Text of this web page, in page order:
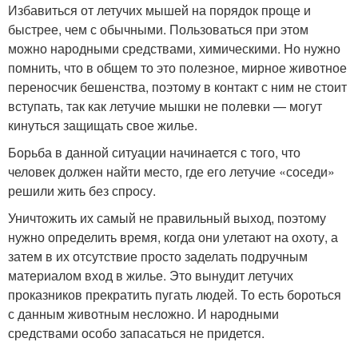
Избавиться от летучих мышей на порядок проще и
быстрее, чем с обычными. Пользоваться при этом
можно народными средствами, химическими. Но нужно
помнить, что в общем то это полезное, мирное животное
переносчик бешенства, поэтому в контакт с ним не стоит
вступать, так как летучие мышки не полевки — могут
кинуться защищать свое жилье.
Борьба в данной ситуации начинается с того, что
человек должен найти место, где его летучие «соседи»
решили жить без спросу.
Уничтожить их самый не правильный выход, поэтому
нужно определить время, когда они улетают на охоту, а
затем в их отсутствие просто заделать подручным
материалом вход в жилье. Это вынудит летучих
проказников прекратить пугать людей. То есть бороться
с данным животным несложно. И народными
средствами особо запасаться не придется.